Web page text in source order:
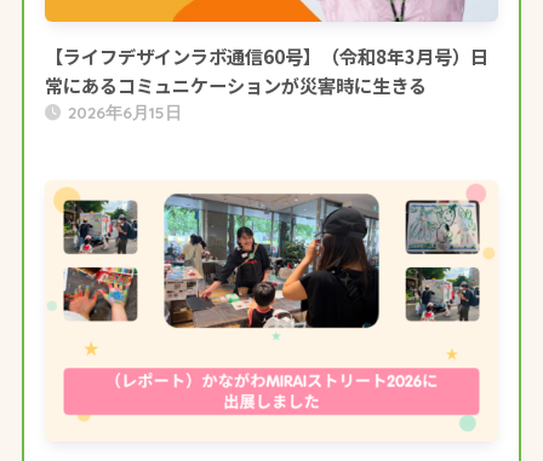
【ライフデザインラボ通信60号】（令和8年3月号）日
常にあるコミュニケーションが災害時に生きる
2026年6月15日